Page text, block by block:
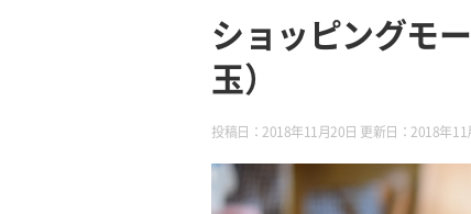
ショッピングモ
玉）
投稿日：2018年11月20日 更新日：2018年11